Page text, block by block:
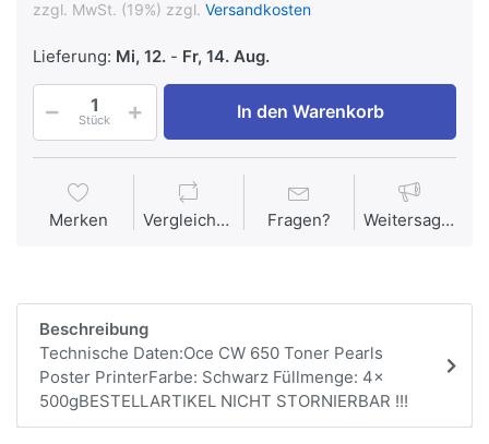
zzgl. MwSt. (19%) zzgl. Versandkosten
Lieferung: Mi, 12. - Fr, 14. Aug.
Stück In den Warenkorb
Merken Vergleichen Fragen? Weitersagen
Beschreibung
Technische Daten:Oce CW 650 Toner Pearls
Poster PrinterFarbe: Schwarz Füllmenge: 4x
500gBESTELLARTIKEL NICHT STORNIERBAR !!!